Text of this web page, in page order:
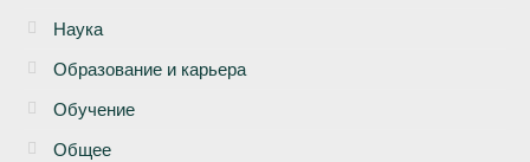
Наука
Образование и карьера
Обучение
Общее